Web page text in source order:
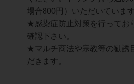
場合800円）いただいています
★感染症防止対策を行ってお
確認下さい。
★マルチ商法や宗教等の勧誘
だきます。